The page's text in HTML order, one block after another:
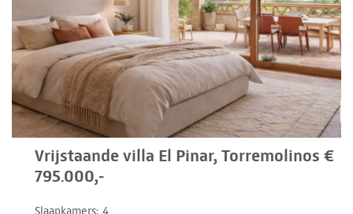
Vrijstaande villa El Pinar, Torremolinos €
795.000,-
Slaapkamers 4